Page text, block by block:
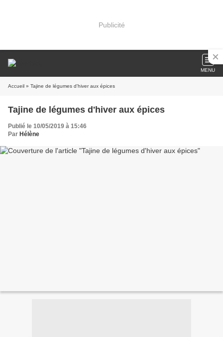
Publicité
MENU
Accueil » Tajine de légumes d'hiver aux épices
Tajine de légumes d'hiver aux épices
Publié le 10/05/2019 à 15:46
Par Hélène